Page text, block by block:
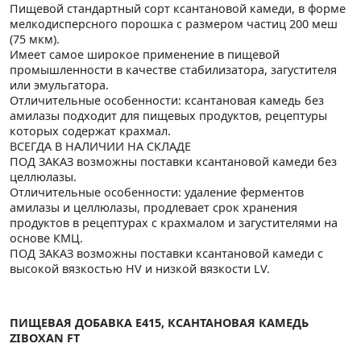
Пищевой стандартный сорт ксантановой камеди, в форме
мелкодисперсного порошка с размером частиц 200 меш
(75 мкм).
Имеет самое широкое применение в пищевой
промышленности в качестве стабилизатора, загустителя
или эмульгатора.
Отличительные особенности: ксантановая камедь без
амилазы подходит для пищевых продуктов, рецептуры
которых содержат крахмал.
ВСЕГДА В НАЛИЧИИ НА СКЛАДЕ
ПОД ЗАКАЗ возможны поставки ксантановой камеди без
целлюлазы.
Отличительные особенности: удаление ферментов
амилазы и целлюлазы, продлевает срок хранения
продуктов в рецептурах с крахмалом и загустителями на
основе КМЦ.
ПОД ЗАКАЗ возможны поставки ксантановой камеди с
высокой вязкостью HV и низкой вязкости LV.
ПИЩЕВАЯ ДОБАВКА E415, КСАНТАНОВАЯ КАМЕДЬ
ZIBOXAN FT